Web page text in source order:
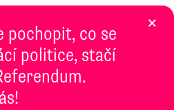
pochopit, co se
politice, stačí
×